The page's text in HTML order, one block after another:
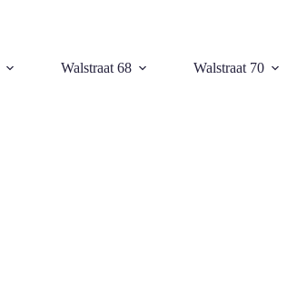
Walstraat 68 Walstraat 70